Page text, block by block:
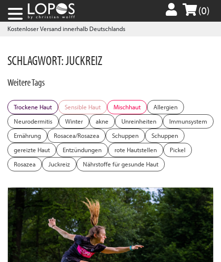
(0)
Kostenloser Versand innerhalb Deutschlands
SCHLAGWORT:JUCKREIZ
Weitere Tags
Trockene Haut Sensible Haut Mischhaut
Allergien
Neurodermitis
Winter akne Unreinheiten
Immunsystem
Ernährung
Rosacea/Rosazea Schuppen
Schuppen
gereizte Haut
Entzündungen rote Hautstellen
Pickel
Rosazea
Juckreiz Nährstoffe für gesunde Haut